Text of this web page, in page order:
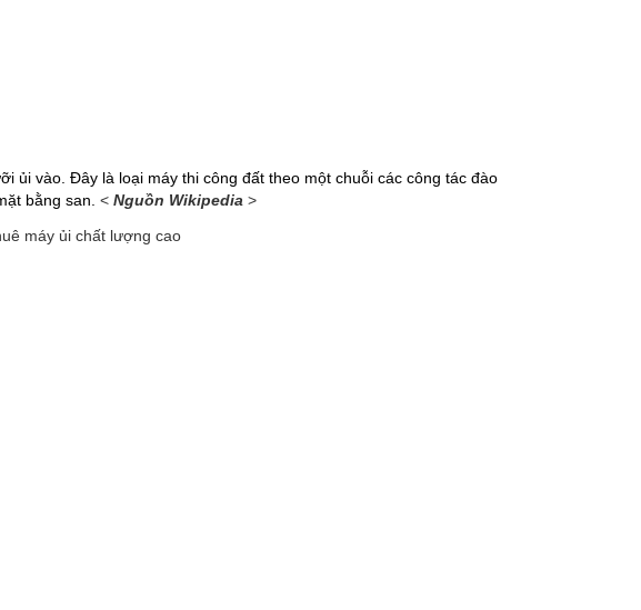
ủi vào. Đây là loại máy thi công đất theo một chuỗi các công tác đào
bằng san. < Nguồn Wikipedia >